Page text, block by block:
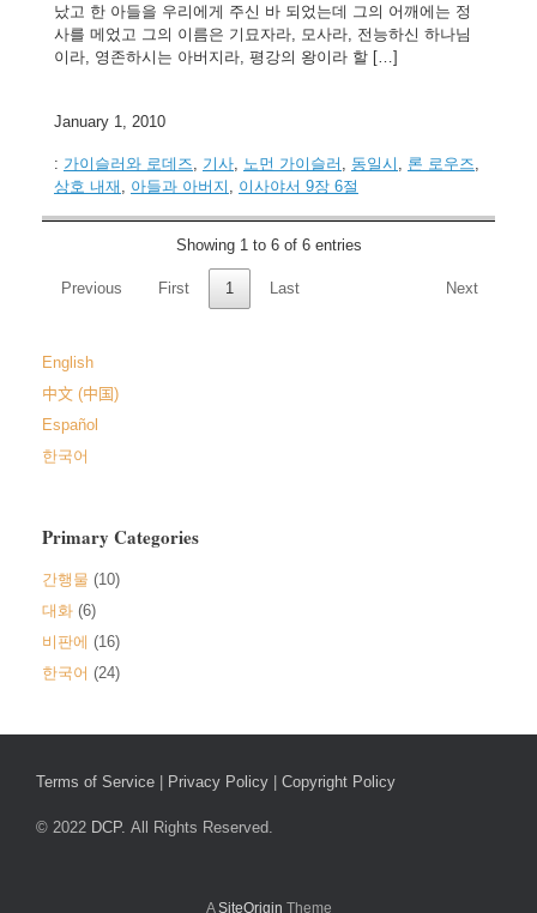
났고 한 아들을 우리에게 주신 바 되었는데 그의 어깨에는 정
사를 메었고 그의 이름은 기묘자라, 모사라, 전능하신 하나님
이라, 영존하시는 아버지라, 평강의 왕이라 할 […]
January 1, 2010
: 가이슬러와 로데즈, 기사, 노먼 가이슬러 , 동일시 , 론 로우즈,
상호 내재 , 아들과 아버지 , 이사야서 9장 6절
Showing 1 to 6 of 6 entries
First
Previous 1 Next
Last
English
中文 (中国)
Español
한국어
Primary Categories
간행물 (10)
대화 (6)
비판에 (16)
한국어 (24)
Terms of Service | Privacy Policy | Copyright Policy
© 2022 DCP. All Rights Reserved.
ASiteOrigin Theme